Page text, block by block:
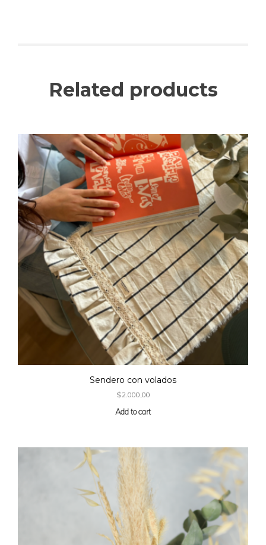
Related products
Sendero con volados
$2.000,00
Add to cart